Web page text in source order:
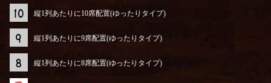
縦1列あたりに10席配置(ゆったりタイプ)
縦1列あたりに9席配置(ゆったりタイプ)
縦1列あたりに8席配置(ゆったりタイプ)